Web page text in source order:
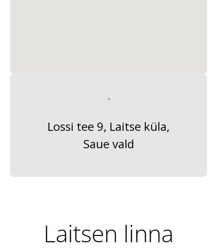
Lossi tee 9, Laitse küla,
Saue vald
Laitsen linna